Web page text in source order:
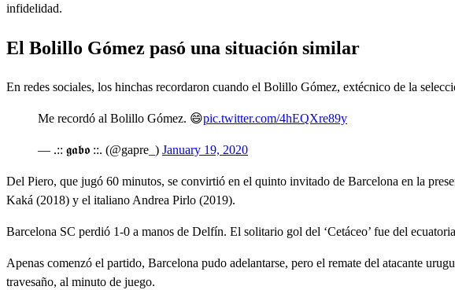
infidelidad.
El Bolillo Gómez pasó una situación similar
En redes sociales, los hinchas recordaron cuando el Bolillo Gómez, extécnico de la
Me recordó al Bolillo Gómez. 😄pic.twitter.com/4hEQXre89y
— .:: 𝖌𝖆𝖇𝖔 ::. (@gapre_) January 19, 2020
Del Piero, que jugó 60 minutos, se convirtió en el quinto invitado de Barcelona en la
Kaká (2018) y el italiano Andrea Pirlo (2019).
Barcelona SC perdió 1-0 a manos de Delfín. El solitario gol del ‘Cetáceo’ fue del
Apenas comenzó el partido, Barcelona pudo adelantarse, pero el remate del atacante
travesaño, al minuto de juego.